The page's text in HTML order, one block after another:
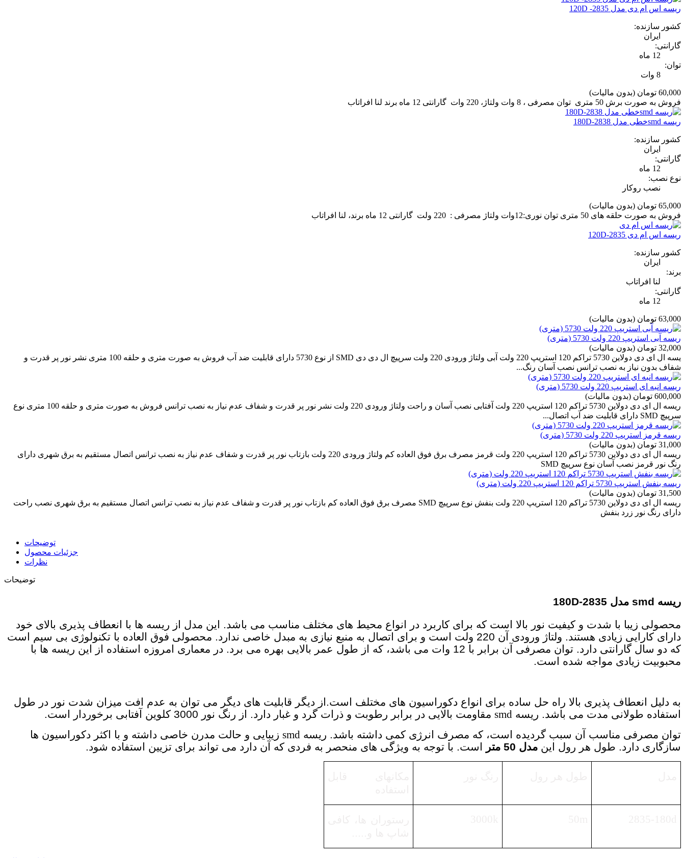
ریسه اس ام دی مدل 2835- 120D
کشور سازنده:
ایران
گارانتی:
12 ماه
توان:
8 وات
60,000 تومان
(بدون مالیات)
فروش به صورت برش 50 متری توان مصرفی ، 8 وات ولتاژ، 220 وات گارانتی 12 ماه برند لنا افراتاب
ریسه smdخطی مدل 2838-180D
کشور سازنده:
ایران
گارانتی:
12 ماه
نوع نصب:
نصب روکار
65,000 تومان
(بدون مالیات)
فروش به صورت حلقه های 50 متری توان نوری:12وات ولتاژ مصرفی : 220 ولت گارانتی 12 ماه برند، لنا افراتاب
ریسه اس ام دی 2835-120D
کشور سازنده:
ایران
برند:
لنا افراتاب
گارانتی:
12 ماه
63,000 تومان (بدون مالیات)
ریسه آبی استریپ 220 ولت 5730 (متری)
32,000 تومان
(بدون مالیات)
یسه ال ای دی دولاین 5730 تراکم 120 استریپ 220 ولت آبی ولتاژ ورودی 220 ولت سرپیچ ال دی دی SMD از نوع 5730 دارای قابلیت ضد آب فروش به صورت متری و حلقه 100 متری نشر نور پر قدرت و
شفاف بدون نیاز به نصب ترانس نصب آسان رنگ...
ریسه انبه ای استریپ 220 ولت 5730 (متری)
600,000 تومان
(بدون مالیات)
ریسه ال ای دی دولاین 5730 تراکم 120 استریپ 220 ولت آفتابی نصب آسان و راحت ولتاژ ورودی 220 ولت نشر نور پر قدرت و شفاف عدم نیاز به نصب ترانس فروش به صورت متری و حلقه 100 متری نوع
سرپیچ SMD دارای قابلیت ضد آب اتصال...
ریسه قرمز استریپ 220 ولت 5730 (متری)
31,000 تومان
(بدون مالیات)
ریسه ال ای دی دولاین 5730 تراکم 120 استریپ 220 ولت قرمز مصرف برق فوق العاده کم ولتاژ ورودی 220 ولت بازتاب نور پر قدرت و شفاف عدم نیاز به نصب ترانس اتصال مستقیم به برق شهری دارای
رنگ نور قرمز نصب آسان نوع سرپیچ SMD
ریسه بنفش استریپ 5730 تراکم 120 استریپ 220 ولت (متری)
31,500 تومان
(بدون مالیات)
ریسه ال ای دی دولاین 5730 تراکم 120 استریپ 220 ولت بنفش نوع سرپیچ SMD مصرف برق فوق العاده کم بازتاب نور پر قدرت و شفاف عدم نیاز به نصب ترانس اتصال مستقیم به برق شهری نصب راحت
دارای رنگ نور زرد بنفش
توضیحات
جزئیات محصول
نظرات
توضیحات
ریسه smd مدل 2835-180D
محصولی زیبا با شدت و کیفیت نور بالا است که برای کاربرد در انواع محیط های مختلف مناسب می باشد. این مدل از ریسه ها با انعطاف پذیری بالای خود
دارای کارایی زیادی هستند. ولتاژ ورودی آن 220 ولت است و برای اتصال به منبع نیازی به مبدل خاصی ندارد. محصولی فوق العاده با تکنولوژی بی سیم است
که دو سال گارانتی دارد. توان مصرفی آن برابر با 12 وات می باشد، که از طول عمر بالایی بهره می برد. در معماری امروزه استفاده از این ریسه ها با
محبوبیت زیادی مواجه شده است.
به دلیل انعطاف پذیری بالا راه حل ساده برای انواع دکوراسیون های مختلف است.از دیگر قابلیت های دیگر می توان به عدم افت میزان شدت نور در طول
استفاده طولانی مدت می باشد. ریسه smd مقاومت بالایی در برابر رطوبت و ذرات گرد و غبار دارد. از رنگ نور 3000 کلوین آفتابی برخوردار است.
توان مصرفی مناسب آن سبب گردیده است، که مصرف انرژی کمی داشته باشد. ریسه smd زیبایی و حالت مدرن خاصی داشته و با اکثر دکوراسیون ها
سازگاری دارد. طول هر رول این مدل 50 متر است. با توجه به ویژگی های منحصر به فردی که آن دارد می تواند برای تزیین استفاده شود.